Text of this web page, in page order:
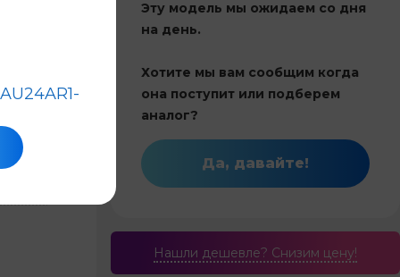
инвертор
обогрев
Эту модель мы ожидаем со дня
на день.
Хотите мы вам сообщим когда
она поступит или подберем
аналог?
Да, давайте!
Нашли дешевле? Cнизим цену!